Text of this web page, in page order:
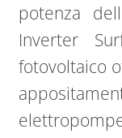
potenza
Inverter
fotovoltaico